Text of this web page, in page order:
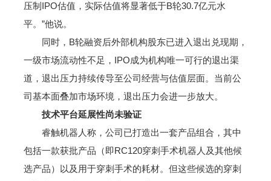
压制IPO估值，实际估值将显著低于B轮30.7亿元水
平。”他说。
同时，B轮融资后外部机构股东已进入退出兑现期，
一级市场流动性不足，IPO成为机构唯一可行的退出渠
道，退出压力持续传导至公司经营与估值层面。当前公
司基本面叠加市场环境，退出压力会进一步放大。
技术平台延展性尚未验证
睿触机器人称，公司已打造出一套产品组合，其中
包括一款获批产品（即RC120穿刺手术机器人及其他候
选产品）以及用于穿刺手术的耗材。但这些候选的穿刺